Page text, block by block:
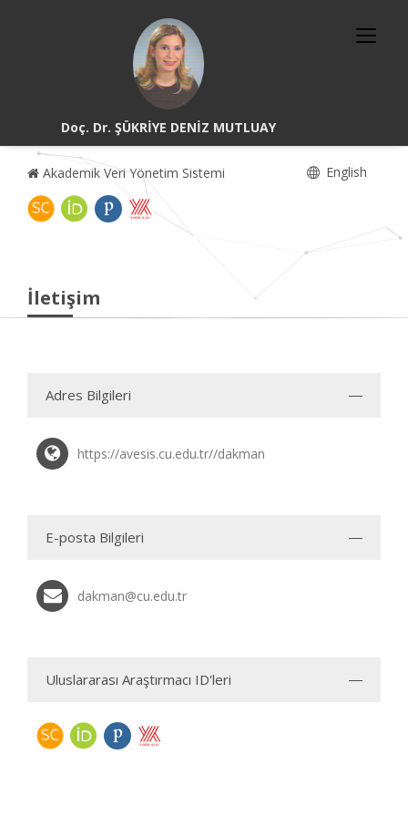
Doç. Dr. ŞÜKRİYE DENİZ MUTLUAY
Akademik Veri Yönetim Sistemi English
İletişim
Adres Bilgileri
https://avesis.cu.edu.tr//dakman
E-posta Bilgileri
dakman@cu.edu.tr
Uluslararası Araştırmacı ID'leri